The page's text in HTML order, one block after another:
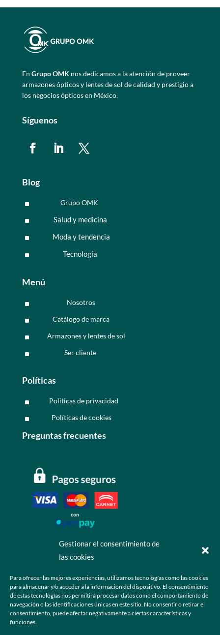
Gestionar el consentimiento de
las cookies
Para ofrecer las mejores experiencias, utilizamos tecnologías como las cookies
para almacenar y/o acceder a la información del dispositivo. El consentimiento
de estas tecnologías nos permitirá procesar datos como el comportamiento de
navegación o las identificaciones únicas en este sitio. No consentir o retirar el
consentimiento, puede afectar negativamente a ciertas características y
funciones.
En Grupo OMKnos dedicamos a la atención de proveer
armazones ópticos y lentes de sol de calidad y prestigio a
los negocios ópticos en México.
Síguenos
Blog
^ Grupo OMK
^ Salud y medicina
^ Moda y tendencia
^ Tecnología
Menú
^ Nosotros
^ Catálogo de marca
^ Armazones y lentes de sol
^ Ser cliente
Políticas
^ Politicas de privacidad
^ Políticas de cookies
Preguntas frecuentes
 +52 55 6173 7725 (Ventas)
 hola@grupo-omk.com